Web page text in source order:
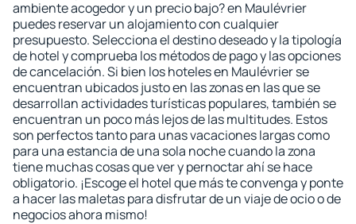
ambiente acogedor y un precio bajo? en Maulévrier
puedes reservar un alojamiento con cualquier
presupuesto. Selecciona el destino deseado y la tipología
de hotel y comprueba los métodos de pago y las opciones
de cancelación. Si bien los hoteles en Maulévrier se
encuentran ubicados justo en las zonas en las que se
desarrollan actividades turísticas populares, también se
encuentran un poco más lejos de las multitudes. Estos
son perfectos tanto para unas vacaciones largas como
para una estancia de una sola noche cuando la zona
tiene muchas cosas que ver y pernoctar ahí se hace
obligatorio. ¡Escoge el hotel que más te convenga y ponte
a hacer las maletas para disfrutar de un viaje de ocio o de
negocios ahora mismo!